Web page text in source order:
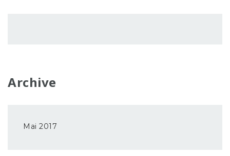
Archive
Mai 2017